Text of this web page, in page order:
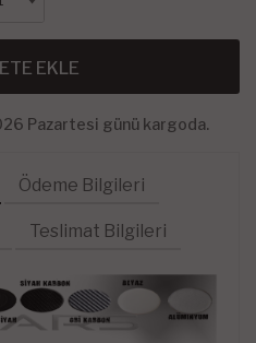
EKLE
Pazartesi günü kargoda.
Ödeme Bilgileri
Teslimat Bilgileri